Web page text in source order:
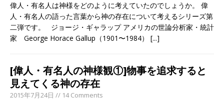
偉人・有名人は神様をどのように考えていたのでしょうか。 偉
人・有名人の語った言葉から神の存在について考えるシリーズ第
二弾です。 ジョージ・ギャラップ アメリカの世論分析家・統計
家 George Horace Gallup（1901〜1984） [...]
[偉人・有名人の神様観①]物事を追求すると
見えてくる神の存在
2015年7月24日 // 14 Comments